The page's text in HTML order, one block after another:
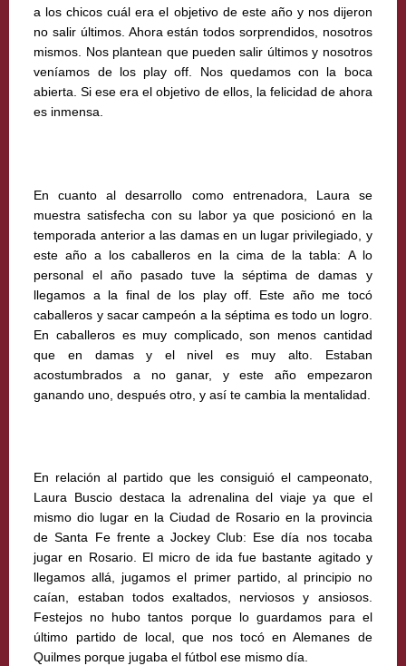
a los chicos cuál era el objetivo de este año y nos dijeron
no salir últimos. Ahora están todos sorprendidos, nosotros
mismos. Nos plantean que pueden salir últimos y nosotros
veníamos de los play off. Nos quedamos con la boca
abierta. Si ese era el objetivo de ellos, la felicidad de ahora
es inmensa.
En cuanto al desarrollo como entrenadora, Laura se
muestra satisfecha con su labor ya que posicionó en la
temporada anterior a las damas en un lugar privilegiado, y
este año a los caballeros en la cima de la tabla: A lo
personal el año pasado tuve la séptima de damas y
llegamos a la final de los play off. Este año me tocó
caballeros y sacar campeón a la séptima es todo un logro.
En caballeros es muy complicado, son menos cantidad
que en damas y el nivel es muy alto. Estaban
acostumbrados a no ganar, y este año empezaron
ganando uno, después otro, y así te cambia la mentalidad.
En relación al partido que les consiguió el campeonato,
Laura Buscio destaca la adrenalina del viaje ya que el
mismo dio lugar en la Ciudad de Rosario en la provincia
de Santa Fe frente a Jockey Club: Ese día nos tocaba
jugar en Rosario. El micro de ida fue bastante agitado y
llegamos allá, jugamos el primer partido, al principio no
caían, estaban todos exaltados, nerviosos y ansiosos.
Festejos no hubo tantos porque lo guardamos para el
último partido de local, que nos tocó en Alemanes de
Quilmes porque jugaba el fútbol ese mismo día.